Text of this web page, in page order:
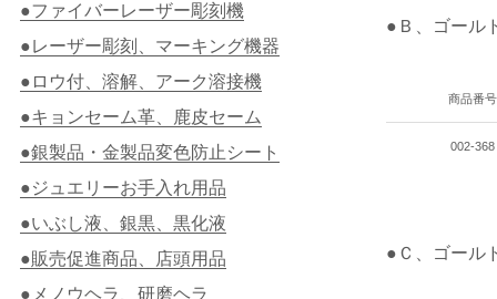
●Ｂ、ゴール
商品番号
002-368
●Ｃ、ゴール
●ファイバーレーザー彫刻機
●レーザー彫刻、マーキング機器
●ロウ付、溶解、アーク溶接機
●キョンセーム革、鹿皮セーム
●銀製品・金製品変色防止シート
●ジュエリーお手入れ用品
●いぶし液、銀黒、黒化液
●販売促進商品、店頭用品
●メノウヘラ、研磨ヘラ